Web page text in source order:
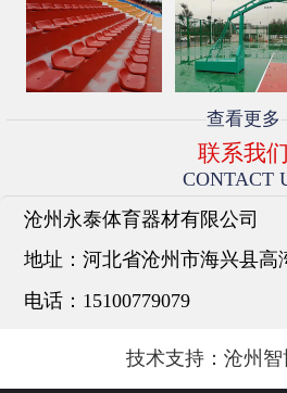
查看更多
联系我们
CONTACT
沧州永泰体育器材有限公司
地址：河北省沧州市海兴县高
电话： 15100779079
技术支持： 沧州智